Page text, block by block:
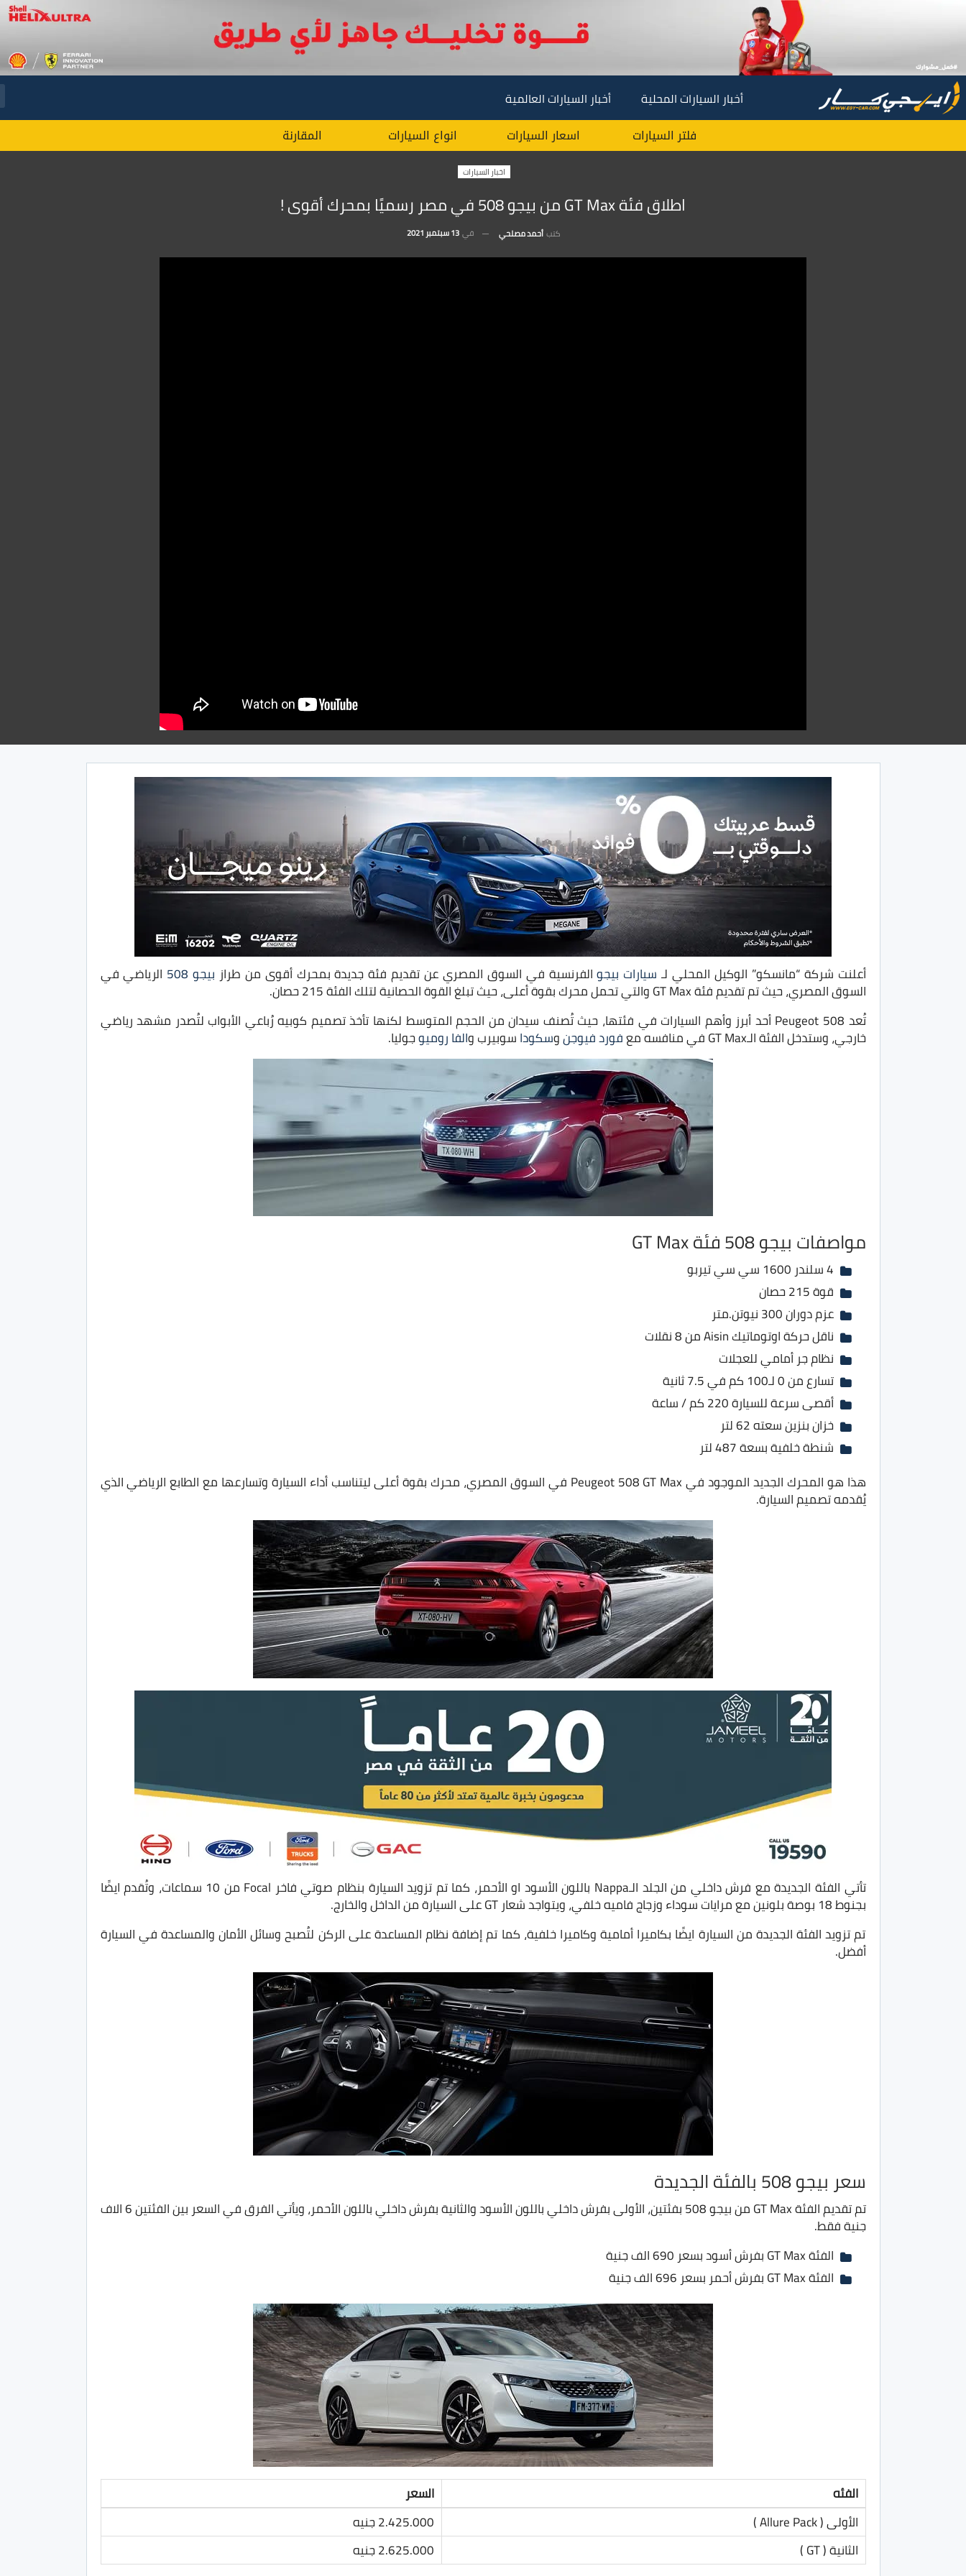
أخبار السيارات المحلية أخبار السيارات العالمية
فلتر السيارات اسعار السيارات انواع السيارات المقارنة
اخبار السيارات
اطلاق فئة GT Max من بيجو 508 في مصر رسميًا بمحرك أقوى !
كتب أحمد مصلحي في 13 سبتمبر 2021
أعلنت شركة “مانسكو” الوكيل المحلي لـ سيارات بيجوالفرنسية في السوق المصري عن تقديم فئة جديدة بمحرك أقوى من طراز بيجو 508 الرياضي في
السوق المصري، حيث تم تقديم فئة GT Max والتي تحمل محرك بقوة أعلى، حيث تبلغ القوة الحصانية لتلك الفئة 215 حصان.
تُعد Peugeot 508 أحد أبرز وأهم السيارات في فئتها، حيث تُصنف سيدان من الحجم المتوسط لكنها تأخذ تصميم كوبيه رُباعي الأبواب لتُصدر مشهد رياضي
خارجي، وستدخل الفئة الـGT Max في منافسه مع فورد فيوجنوسكوداسوبيرب والفا روميوجوليا.
مواصفات بيجو 508 فئة GT Max
4 سلندر 1600 سي سي تيربو
قوة 215 حصان
عزم دوران 300 نيوتن.متر
ناقل حركة اوتوماتيك Aisin من 8 نقلات
نظام جر أمامي للعجلات
تسارع من 0 لـ100 كم في 7.5 ثانية
أقصى سرعة للسيارة 220 كم / ساعة
خزان بنزين سعته 62 لتر
شنطة خلفية بسعة 487 لتر
هذا هو المحرك الجديد الموجود في Peugeot 508 GT Max في السوق المصري، محرك بقوة أعلى ليتناسب أداء السيارة وتسارعها مع الطابع الرياضي الذي
يُقدمه تصميم السيارة.
تأتي الفئة الجديدة مع فرش داخلي من الجلد الـNappa باللون الأسود او الأحمر، كما تم تزويد السيارة بنظام صوتي فاخر Focal من 10 سماعات، وتُقدم ايضًا
بجنوط 18 بوصة بلونين مع مرايات سوداء وزجاج فاميه خلفي، ويتواجد شعار GT على السيارة من الداخل والخارج.
تم تزويد الفئة الجديدة من السيارة ايضًا بكاميرا أمامية وكاميرا خلفية، كما تم إضافة نظام المساعدة على الركن لتُصبح وسائل الأمان والمساعدة في السيارة
أفضل.
سعر بيجو 508 بالفئة الجديدة
تم تقديم الفئة GT Max من بيجو 508 بفئتين، الأولى بفرش داخلي باللون الأسود والثانية بفرش داخلي باللون الأحمر، ويأتي الفرق في السعر بين الفئتين 6 الاف
جنية فقط.
الفئة GT Max بفرش أسود بسعر 690 الف جنية
الفئة GT Max بفرش أحمر بسعر 696 الف جنية
الفئه
السعر
الأولى ( Allure Pack )
2.425.000 جنيه
الثانية ( GT )
2.625.000 جنيه